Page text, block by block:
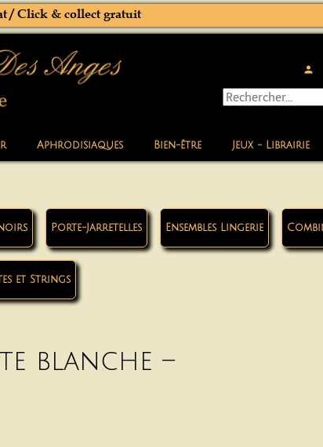
Aphrodisiaques Bien-être Jeux - Librairie
person
/ Click & collect gratuit
Porte-Jarretelles Ensembles Lingerie
et Strings
blanche –